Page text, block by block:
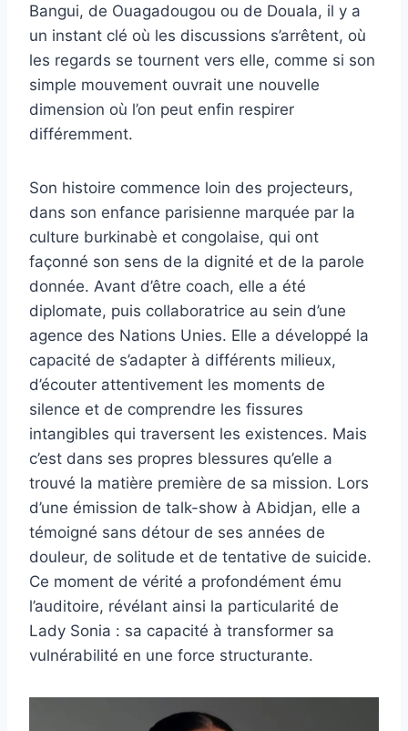
Bangui, de Ouagadougou ou de Douala, il y a
un instant clé où les discussions s’arrêtent, où
les regards se tournent vers elle, comme si son
simple mouvement ouvrait une nouvelle
dimension où l’on peut enfin respirer
différemment.
Son histoire commence loin des projecteurs,
dans son enfance parisienne marquée par la
culture burkinabè et congolaise, qui ont
façonné son sens de la dignité et de la parole
donnée. Avant d’être coach, elle a été
diplomate, puis collaboratrice au sein d’une
agence des Nations Unies. Elle a développé la
capacité de s’adapter à différents milieux,
d’écouter attentivement les moments de
silence et de comprendre les fissures
intangibles qui traversent les existences. Mais
c’est dans ses propres blessures qu’elle a
trouvé la matière première de sa mission. Lors
d’une émission de talk-show à Abidjan, elle a
témoigné sans détour de ses années de
douleur, de solitude et de tentative de suicide.
Ce moment de vérité a profondément ému
l’auditoire, révélant ainsi la particularité de
Lady Sonia : sa capacité à transformer sa
vulnérabilité en une force structurante.